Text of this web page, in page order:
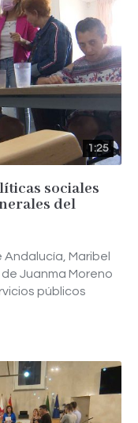
1:25
sociales
del
Maribel
Juanma Moreno
públicos